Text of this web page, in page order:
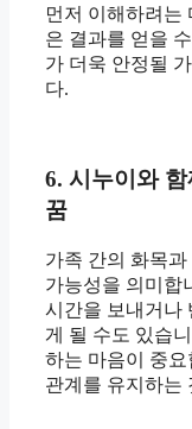
먼저 이해하려는
은 결과를 얻을
가 더욱 안정될
다.
6. 시누이와
꿈
가족 간의 화목
가능성을 의미합
시간을 보내거나
게 될 수도 있습
하는 마음이 중
관계를 유지하는